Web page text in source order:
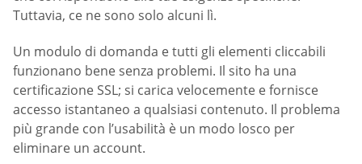
Tuttavia, ce ne sono solo alcuni lì.
Un modulo di domanda e tutti gli elementi cliccabili
funzionano bene senza problemi. Il sito ha una
certificazione SSL; si carica velocemente e fornisce
accesso istantaneo a qualsiasi contenuto. Il problema
più grande con l’usabilità è un modo losco per
eliminare un account.